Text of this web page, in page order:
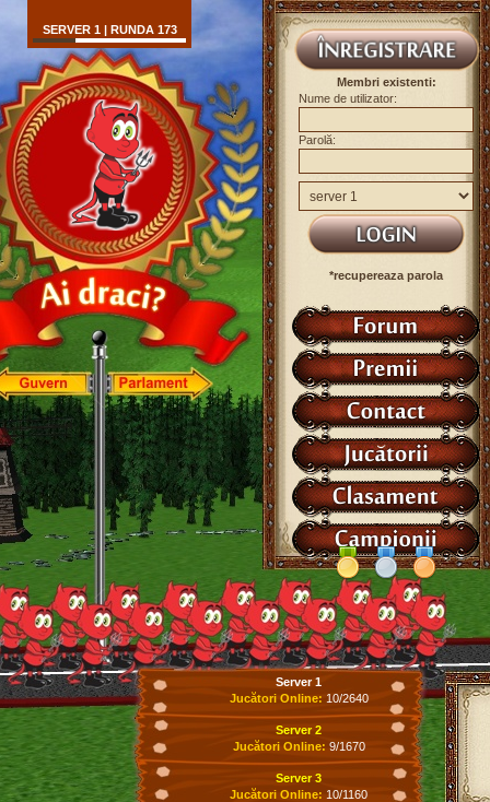
SERVER 1 | RUNDA 173
Membri existenti:
Nume de utilizator:
Parolă:
*recupereaza parola
Server 1
Jucători Online: 10/2640
Server 2
Jucători Online: 9/1670
Server 3
Jucători Online: 10/1160